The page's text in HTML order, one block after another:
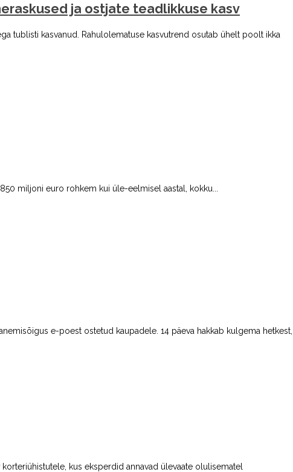
ja ostjate teadlikkuse kasv
tublisti kasvanud. Rahulolematuse kasvutrend osutab ühelt poolt ikka
miljoni euro rohkem kui üle-eelmisel aastal, kokku...
e-poest ostetud kaupadele. 14 päeva hakkab kulgema hetkest,
kus eksperdid annavad ülevaate olulisematel